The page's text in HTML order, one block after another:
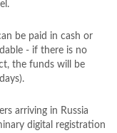
be paid in cash or
- if there is no
the funds will be
arriving in Russia
digital registration